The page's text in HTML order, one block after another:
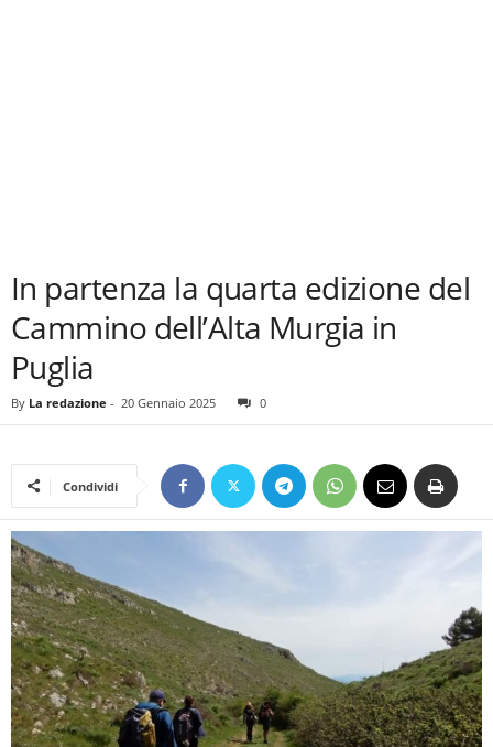
In partenza la quarta edizione del
Cammino dell’Alta Murgia in
Puglia
By La redazione - 20 Gennaio 2025 0
Condividi